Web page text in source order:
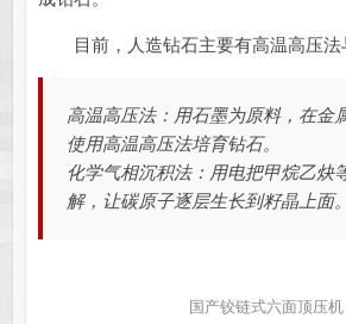
目前，人造钻石主要有高温高压法
高温高压法：用石墨为原料，在金
使用高温高压法培育钻石。
化学气相沉积法：用电把甲烷乙炔
解，让碳原子逐层生长到籽晶上面。
国产铰链式六面顶压机